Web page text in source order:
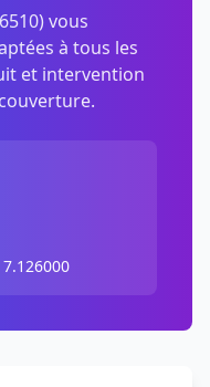
vous
à tous les
et intervention